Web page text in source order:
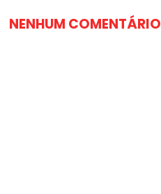
NENHUM COMENTÁRIO